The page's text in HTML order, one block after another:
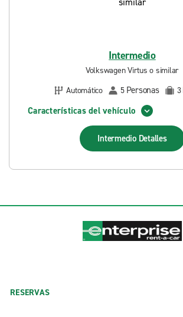
Intermedio
Volkswagen Virtus o similar
Automático
5 Personas 3
Características del vehículo
Intermedio Detalles
RESERVAS